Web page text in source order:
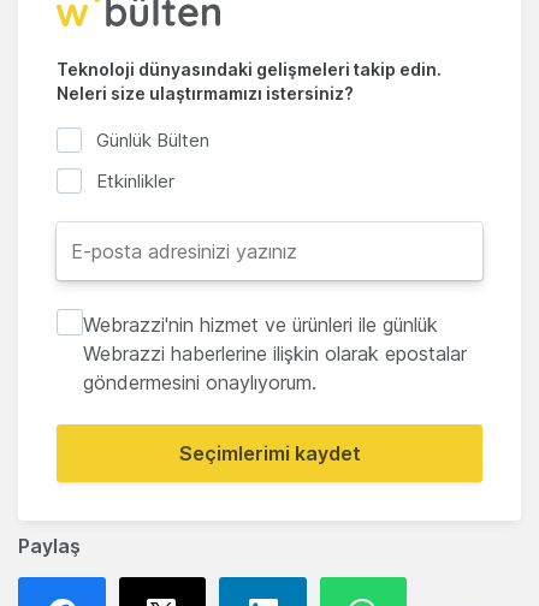
Paylaş
Teknoloji dünyasındaki gelişmeleri takip edin.
Neleri size ulaştırmamızı istersiniz?
Günlük Bülten
Etkinlikler
Webrazzi'nin hizmet ve ürünleri ile günlük
Webrazzi haberlerine ilişkin olarak epostalar
göndermesini onaylıyorum.
Seçimlerimi kaydet